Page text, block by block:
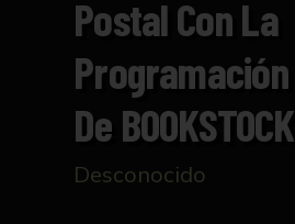
Postal Con La
Programación
De BOOKSTOCK
Desconocido